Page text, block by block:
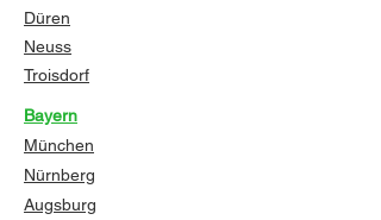
Düren
Neuss
Troisdorf
Bayern
München
Nürnberg
Augsburg